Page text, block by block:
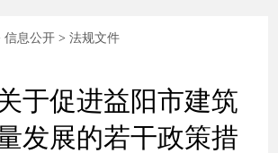
政务服务
信息公开 >法规文件
于促进益阳市建筑
发展的若干政策措